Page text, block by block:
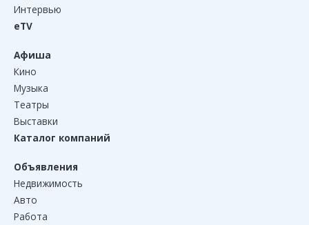
Интервью
eTV
Афиша
Кино
Музыка
Театры
Выставки
Каталог компаний
Объявления
Недвижимость
Авто
Работа